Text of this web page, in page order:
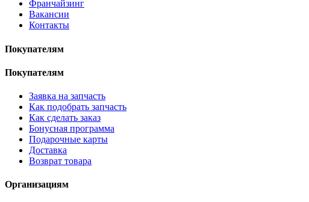
Франчайзинг
Вакансии
Контакты
Покупателям
Покупателям
Заявка на запчасть
Как подобрать запчасть
Как сделать заказ
Бонусная программа
Подарочные карты
Доставка
Возврат товара
Организациям